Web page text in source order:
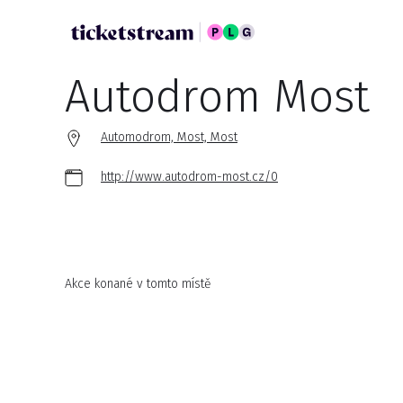
Autodrom Most
Automodrom, Most, Most
http://www.autodrom-most.cz/0
Akce konané v tomto místě